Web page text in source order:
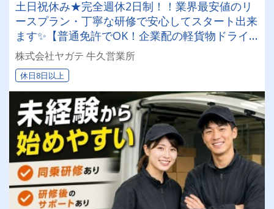
土日祝休み★完全週休2日制！！業界最安値のリ
ースプラン・丁寧な研修で安心してスタート出来
ます✨【普通免許でOK！企業配の軽貨物ドライ
バー！！】日払い・週払いOK♪しっかり稼いで生
活安定♪＼社員登用実績あり◎キャリアアップも
狙えます！／
株式会社ヤガテ 牛久営業所
休日8日以上